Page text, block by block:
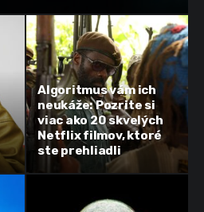
Algoritmus vám ich
neukáže: Pozrite si
viac ako 20 skvelých
Netflix filmov, ktoré
ste prehliadli